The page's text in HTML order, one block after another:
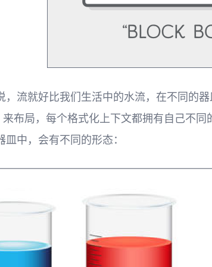
，流就好比我们生活中的水流，在不同的
布局，每个格式化上下文都拥有自己不
皿中，会有不同的形态：